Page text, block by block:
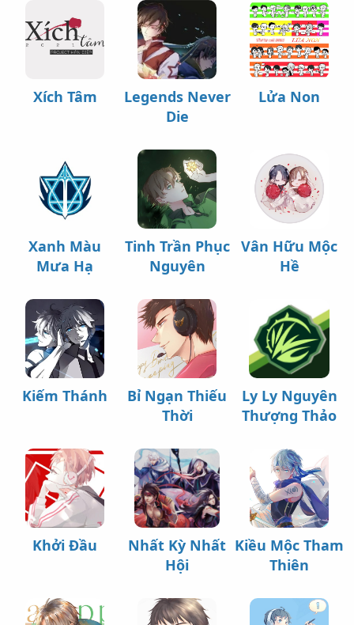
Xích Tâm
Legends Never
Die
Lửa Non
Xanh Màu
Mưa Hạ
Tinh Trần Phục
Nguyên
Vân Hữu Mộc
Hề
Kiếm Thánh
Bỉ Ngạn Thiếu
Thời
Ly Ly Nguyên
Thượng Thảo
Khởi Đầu
Nhất Kỳ Nhất
Hội
Kiều Mộc Tham
Thiên